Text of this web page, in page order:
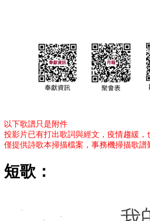
以下歌譜只是附件
投影片已有打出歌詞與經文，疫情趨緩
僅提供詩歌本掃描檔案，事務機掃描歌
短歌：